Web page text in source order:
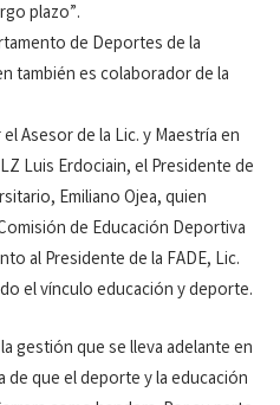
plazo”.
de Deportes de la
también es colaborador de la
Asesor de la Lic. y Maestría en
Luis Erdociain, el Presidente de
Emiliano Ojea, quien
de Educación Deportiva
al Presidente de la FADE, Lic.
el vínculo educación y deporte.
gestión que se lleva adelante en
de que el deporte y la educación